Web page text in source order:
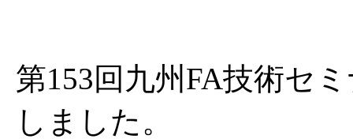
第153回九州FA技術セ
しました。